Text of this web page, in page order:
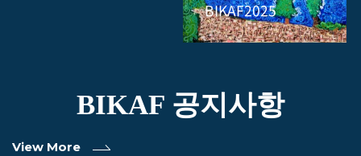
BIKAF 공지사항
View More